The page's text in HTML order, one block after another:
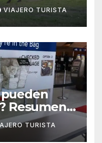
VIAJERO TURISTA
Resumen
TURISTA